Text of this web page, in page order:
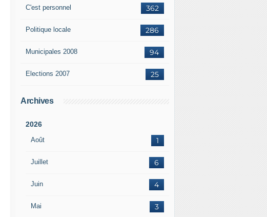
362
C'est personnel
286
Politique locale
94
Municipales 2008
25
Elections 2007
Archives
2026
Août 1
Juillet 6
Juin 4
Mai 3